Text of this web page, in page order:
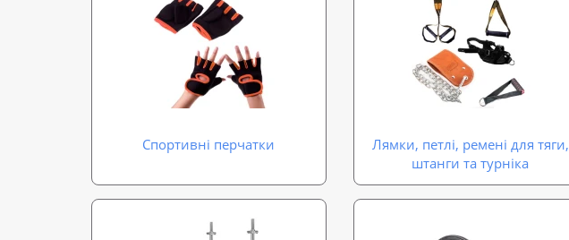
Спортивні перчатки
Лямки, петлі, ремені для тяги,
штанги та турніка